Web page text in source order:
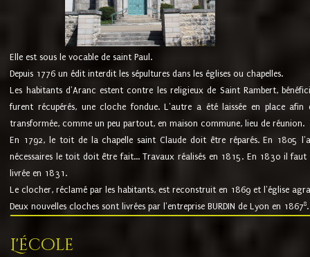
Elle est sous le vocable de saint Paul.
Depuis 1776 un édit interdit les sépultures dans les églises ou chapelles.
Les habitants d'Aranc estent contre les religieux de Saint Rambert,
furent récupérés, une cloche fondue. L'autre a été laissée en place
transformée, comme un peu partout, en maison commune, lieu de réunion.
En 1792, le toit de la chapelle saint Claude doit être réparés. En 1805
nécessaires le toit doit être fait... Travaux réalisés en 1815. En 1830 il
livrée en 1831.
Le clocher, réclamé par les habitants, est reconstruit en 1869 et l'église
Deux nouvelles cloches sont livrées par l'entreprise BURDIN de Lyon en 18678.
L'école